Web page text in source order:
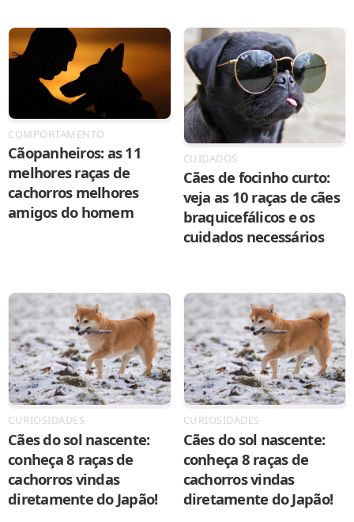
COMPORTAMENTO
Cãopanheiros: as 11
melhores raças de
cachorros melhores
amigos do homem
CUIDADOS
Cães de focinho curto:
veja as 10 raças de cães
braquicefálicos e os
cuidados necessários
CURIOSIDADES
Cães do sol nascente:
conheça 8 raças de
cachorros vindas
diretamente do Japão!
CURIOSIDADES
Cães do sol nascente:
conheça 8 raças de
cachorros vindas
diretamente do Japão!